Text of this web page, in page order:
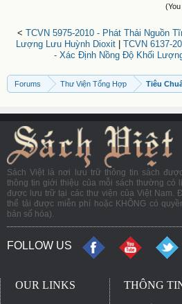
< TCVN 5975-2010 - Phát Thải Nguồn
Lượng Lưu Huỳnh Dioxit| TCVN 6137-
- Xác Định Nồng Độ Khối
Forums Thư Viện Tổng Hợp Tiêu
Sách Việt là nơi lưu trữ thông tin sách
thông tin giới thiệu của mỗi sách thường có
được lưu trữ tại các thư viện của Việt Nam.
thể tải được miễn phí hoặc KHÔNG có
bản số hóa).
FOLLOW US
OUR LINKS THÔNG